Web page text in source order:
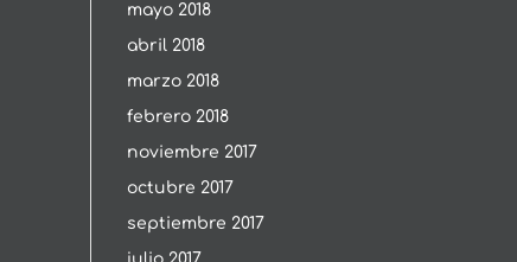
mayo 2018
abril 2018
marzo 2018
febrero 2018
noviembre 2017
octubre 2017
septiembre 2017